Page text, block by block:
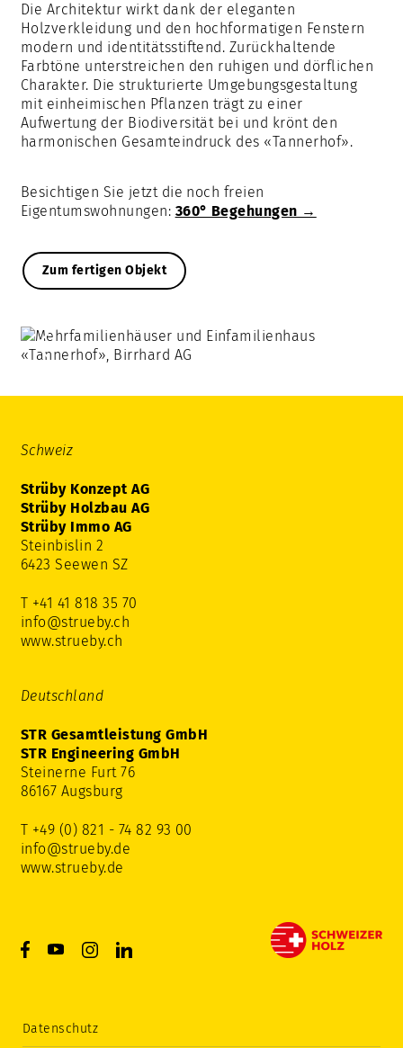
Die Architektur wirkt dank der eleganten
Holzverkleidung und den hochformatigen Fenstern
modern und identitätsstiftend. Zurückhaltende
Farbtöne unterstreichen den ruhigen und dörflichen
Charakter. Die strukturierte Umgebungsgestaltung
mit einheimischen Pflanzen trägt zu einer
Aufwertung der Biodiversität bei und krönt den
harmonischen Gesamteindruck des «Tannerhof».
Besichtigen Sie jetzt die noch freien
Eigentumswohnungen: 360° Begehungen →
Zum fertigen Objekt
Schweiz
Strüby Konzept AG
Strüby Holzbau AG
Strüby Immo AG
Steinbislin 2
6423 Seewen SZ
T +41 41 818 35 70
info@strueby.ch
www.strueby.ch
Deutschland
STR Gesamtleistung GmbH
STR Engineering GmbH
Steinerne Furt 76
86167 Augsburg
T +49 (0) 821 - 74 82 93 00
info@strueby.de
www.strueby.de
Datenschutz